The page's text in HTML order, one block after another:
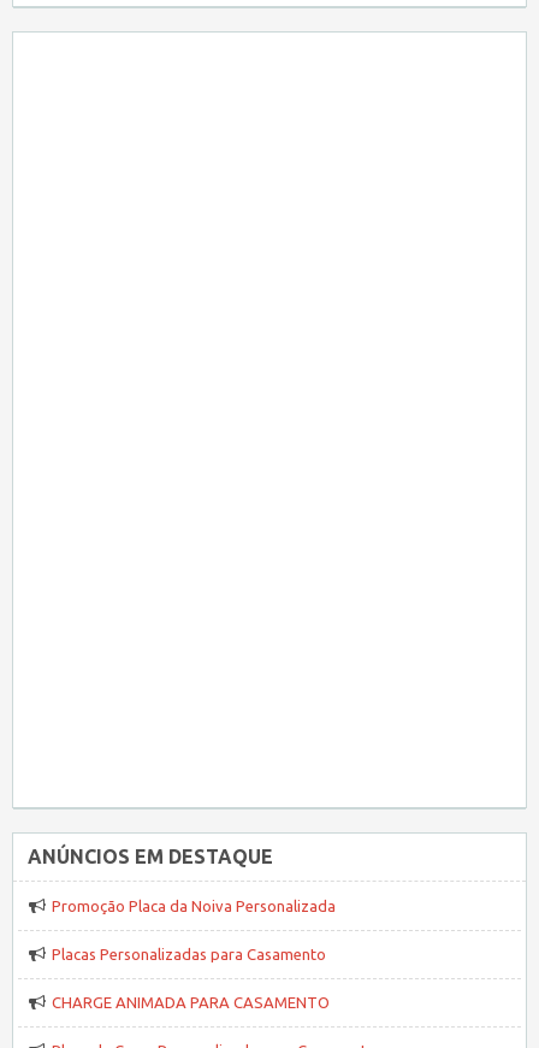
ANÚNCIOS EM DESTAQUE
Promoção Placa da Noiva Personalizada
Placas Personalizadas para Casamento
CHARGE ANIMADA PARA CASAMENTO